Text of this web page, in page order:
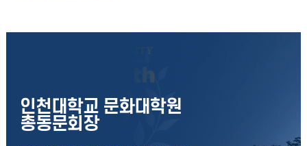
인천대학교 문화대학원
총동문회장